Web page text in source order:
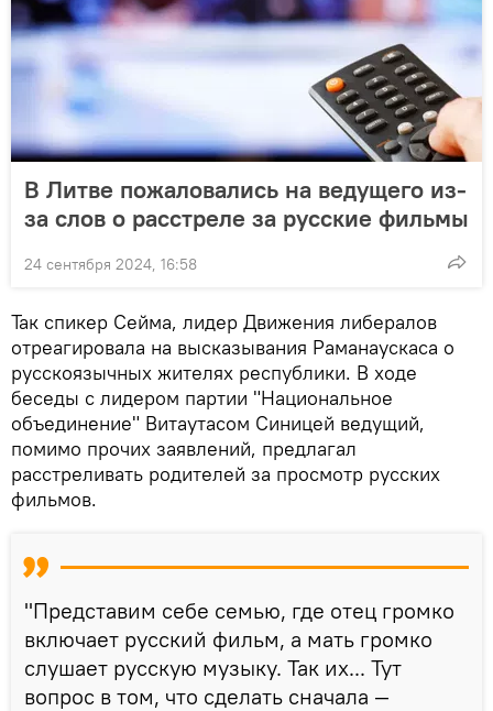
В Литве пожаловались на ведущего из-
за слов о расстреле за русские фильмы
24 сентября 2024, 16:58
Так спикер Сейма, лидер Движения либералов
отреагировала на высказывания Раманаускаса о
русскоязычных жителях республики. В ходе
беседы с лидером партии "Национальное
объединение" Витаутасом Синицей ведущий,
помимо прочих заявлений, предлагал
расстреливать родителей за просмотр русских
фильмов.
"Представим себе семью, где отец громко
включает русский фильм, а мать громко
слушает русскую музыку. Так их... Тут
вопрос в том, что сделать сначала —